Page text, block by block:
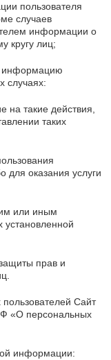
пользователя
случаев
информации о
кругу лиц;
информацию
случаях:
на такие действия,
таких
для оказания услуги
или иным
прав и
Сайт
«О персональных
информации: